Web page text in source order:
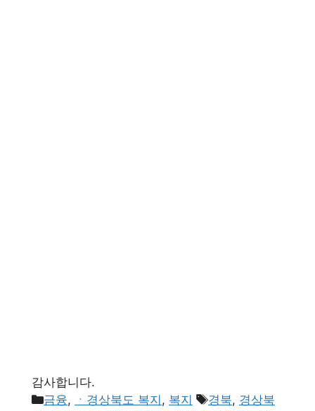
감사합니다.
카
금융, ㆍ경상북도 복지 , 복지
태
경북, 경상북